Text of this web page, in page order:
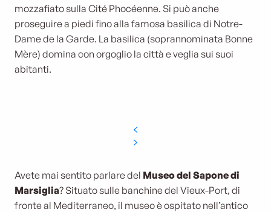
mozzafiato sulla Cité Phocéenne. Si può anche
proseguire a piedi fino alla famosa basilica di Notre-
Dame de la Garde. La basilica (soprannominata Bonne
Mère) domina con orgoglio la città e veglia sui suoi
abitanti.
Avete mai sentito parlare del Museo del Sapone di
Marsiglia? Situato sulle banchine del Vieux-Port, di
fronte al Mediterraneo, il museo è ospitato nell’antico